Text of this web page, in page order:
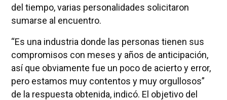
del tiempo, varias personalidades solicitaron
sumarse al encuentro.
“Es una industria donde las personas tienen sus
compromisos con meses y años de anticipación,
así que obviamente fue un poco de acierto y error,
pero estamos muy contentos y muy orgullosos”
de la respuesta obtenida, indicó. El objetivo del